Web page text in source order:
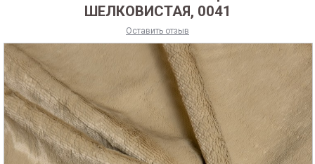
ШЕЛКОВИСТАЯ, 0041
Оставить отзыв